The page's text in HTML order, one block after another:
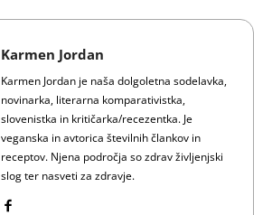
Karmen Jordan
Karmen Jordan je naša dolgoletna sodelavka,
novinarka, literarna komparativistka,
slovenistka in kritičarka/recezentka. Je
veganska in avtorica številnih člankov in
receptov. Njena področja so zdrav življenjski
slog ter nasveti za zdravje.